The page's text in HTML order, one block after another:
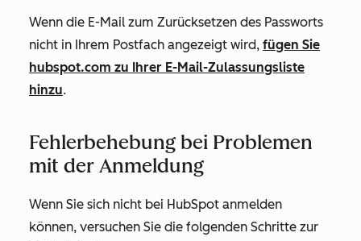
Wenn die E-Mail zum Zurücksetzen des Passworts
nicht in Ihrem Postfach angezeigt wird, fügen Sie
hubspot.com zu Ihrer E-Mail-Zulassungsliste
hinzu.
Fehlerbehebung bei Problemen
mit der Anmeldung
Wenn Sie sich nicht bei HubSpot anmelden
können, versuchen Sie die folgenden Schritte zur